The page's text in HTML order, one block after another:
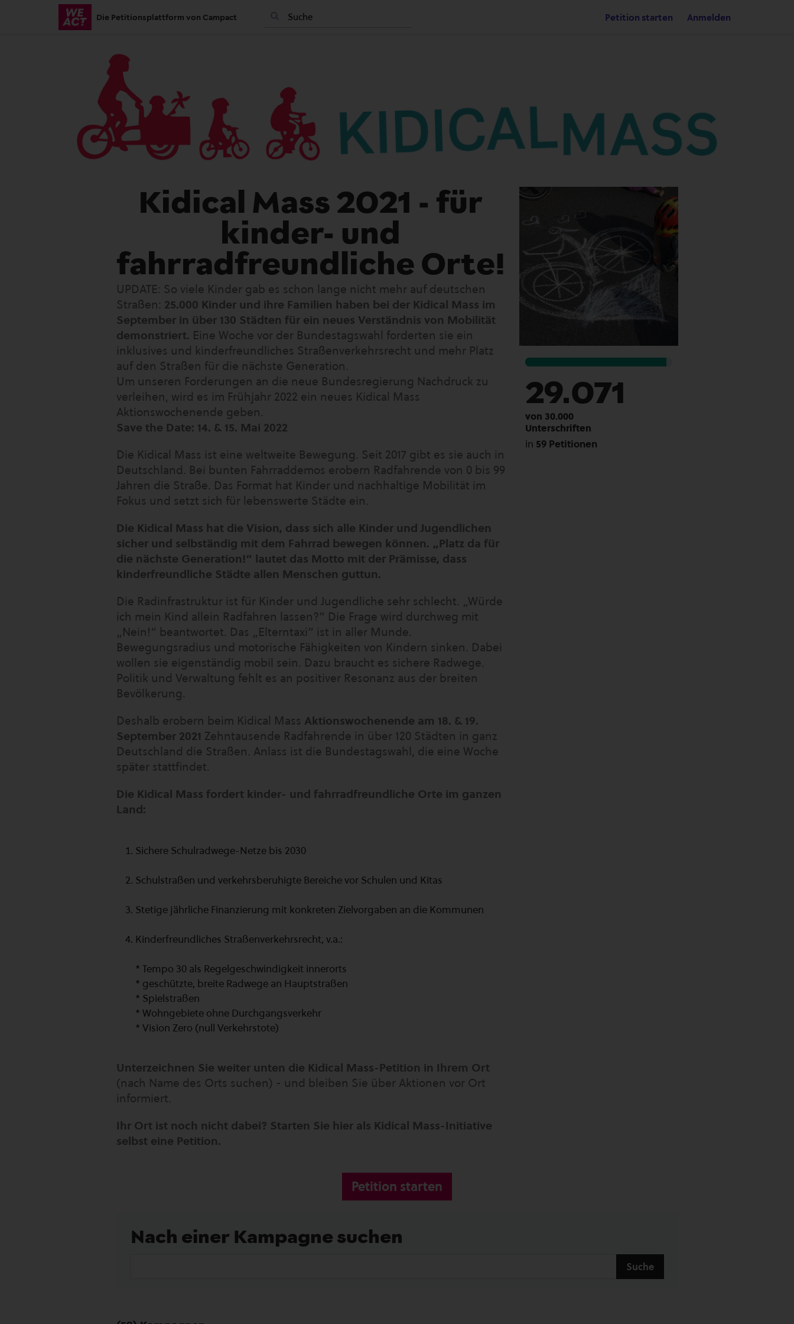
Die Petitionsplattform von Campact Petition starten Anmelden
Kidical Mass 2021 - für
kinder- und
fahrradfreundliche Orte!
UPDATE: So viele Kinder gab es schon lange nicht mehr auf deutschen
Straßen: 25.000 Kinder und ihre Familien haben bei der Kidical Mass im
September in über 130 Städten für ein neues Verständnis von Mobilität
demonstriert. Eine Woche vor der Bundestagswahl forderten sie ein
inklusives und kinderfreundliches Straßenverkehrsrecht und mehr Platz
auf den Straßen für die nächste Generation.
Um unseren Forderungen an die neue Bundesregierung Nachdruck zu
verleihen, wird es im Frühjahr 2022 ein neues Kidical Mass
Aktionswochenende geben.
Save the Date: 14. & 15. Mai 2022
Die Kidical Mass ist eine weltweite Bewegung. Seit 2017 gibt es sie auch in
Deutschland. Bei bunten Fahrraddemos erobern Radfahrende von 0 bis 99
Jahren die Straße. Das Format hat Kinder und nachhaltige Mobilität im
Fokus und setzt sich für lebenswerte Städte ein.
Die Kidical Mass hat die Vision, dass sich alle Kinder und Jugendlichen
sicher und selbständig mit dem Fahrrad bewegen können. „Platz da für
die nächste Generation!“ lautet das Motto mit der Prämisse, dass
kinderfreundliche Städte allen Menschen guttun.
Die Radinfrastruktur ist für Kinder und Jugendliche sehr schlecht. „Würde
ich mein Kind allein Radfahren lassen?“ Die Frage wird durchweg mit
„Nein!“ beantwortet. Das „Elterntaxi“ ist in aller Munde.
Bewegungsradius und motorische Fähigkeiten von Kindern sinken. Dabei
wollen sie eigenständig mobil sein. Dazu braucht es sichere Radwege.
Politik und Verwaltung fehlt es an positiver Resonanz aus der breiten
Bevölkerung.
Deshalb erobern beim Kidical Mass Aktionswochenende am 18. & 19.
September 2021 Zehntausende Radfahrende in über 120 Städten in ganz
Deutschland die Straßen. Anlass ist die Bundestagswahl, die eine Woche
später stattfindet.
Die Kidical Mass fordert kinder- und fahrradfreundliche Orte im ganzen
Land:
Sichere Schulradwege-Netze bis 2030
Schulstraßen und verkehrsberuhigte Bereiche vor Schulen und Kitas
Stetige jährliche Finanzierung mit konkreten Zielvorgaben an die Kommunen
Kinderfreundliches Straßenverkehrsrecht, v.a.:
* Tempo 30 als Regelgeschwindigkeit innerorts
* geschützte, breite Radwege an Hauptstraßen
* Spielstraßen
* Wohngebiete ohne Durchgangsverkehr
* Vision Zero (null Verkehrstote)
Unterzeichnen Sie weiter unten die Kidical Mass-Petition in Ihrem Ort
(nach Name des Orts suchen) - und bleiben Sie über Aktionen vor Ort
informiert.
Ihr Ort ist noch nicht dabei? Starten Sie hier als Kidical Mass-Initiative
selbst eine Petition.
29.071
von 30.000
Unterschriften
in 59 Petitionen
Petition starten
Nach einer Kampagne suchen